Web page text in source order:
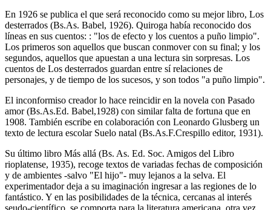
En 1926 se publica el que será reconocido como su mejor libro, Los
desterrados (Bs.As. Babel, 1926). Quiroga había reconocido dos
líneas en sus cuentos: : "los de efecto y los cuentos a puño limpio".
Los primeros son aquellos que buscan conmover con su final; y los
segundos, aquellos que apuestan a una lectura sin sorpresas. Los
cuentos de Los desterrados guardan entre sí relaciones de
personajes, y de tiempo de los sucesos, y son todos "a puño limpio".
El inconformiso creador lo hace reincidir en la novela con Pasado
amor (Bs.As.Ed. Babel,1928) con similar falta de fortuna que en
1908. También escribe en colaboración con Leonardo Glusberg un
texto de lectura escolar Suelo natal (Bs.As.F.Crespillo editor, 1931).
Su último libro Más allá (Bs. As. Ed. Soc. Amigos del Libro
rioplatense, 1935), recoge textos de variadas fechas de composición
y de ambientes -salvo "El hijo"- muy lejanos a la selva. El
experimentador deja a su imaginación ingresar a las regiones de lo
fantástico. Y en las posibilidades de la técnica, cercanas al interés